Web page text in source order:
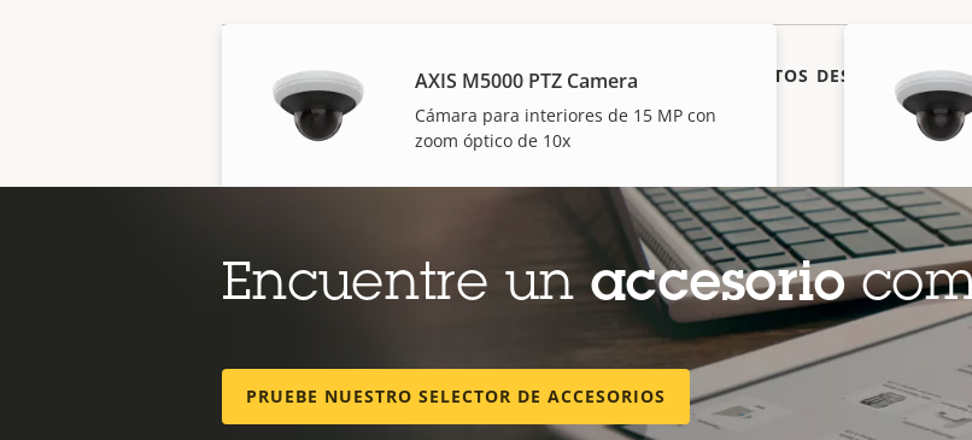
AXIS M5000 PTZ Camera
Cámara para interiores de 15 MP con
zoom óptico de 10x
AXIS M5526-E PTZ Camera
Resolución de 4 MP para interior y
exterior con zoom de 10x y recuerdo de
MOSTRAR PRODUCTOS
Encuentre un accesorio
PRUEBE NUESTRO SELECTOR DE ACCESORIOS